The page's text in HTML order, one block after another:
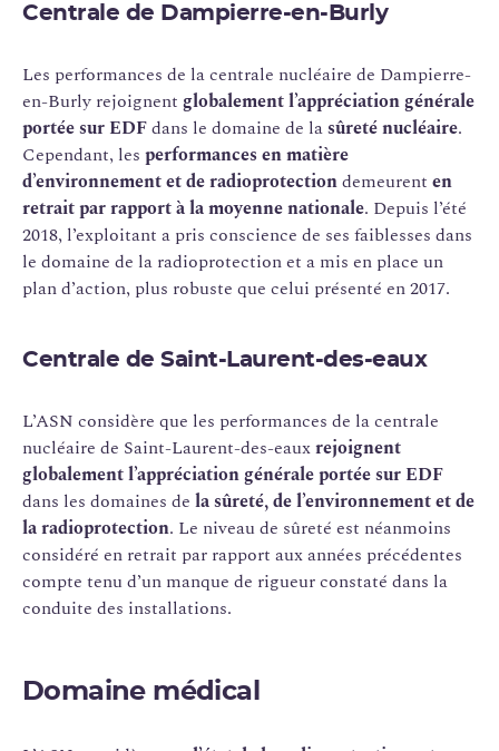
Centrale de Dampierre-en-Burly
Les performances de la centrale nucléaire de Dampierre-
en-Burly rejoignent globalement l’appréciation générale
portée sur EDFdans le domaine de lasûreté nucléaire.
Cependant, les performances en matière
d’environnement et de radioprotectiondemeurent en
retrait par rapport à la moyenne nationale. Depuis l’été
2018, l’exploitant a pris conscience de ses faiblesses dans
le domaine de la radioprotection et a mis en place un
plan d’action, plus robuste que celui présenté en 2017.
Centrale de Saint-Laurent-des-eaux
L’ASN considère que les performances de la centrale
nucléaire de Saint-Laurent-des-eauxrejoignent
globalement l’appréciation générale portée sur EDF
dans les domaines de la sûreté, de l’environnement et de
la radioprotection. Le niveau de sûreté est néanmoins
considéré en retrait par rapport aux années précédentes
compte tenu d’un manque de rigueur constaté dans la
conduite des installations.
Domaine médical